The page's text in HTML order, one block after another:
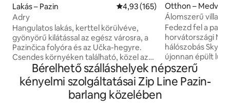
Lakás – Pazin Átlagos értékelés: 5/4,93, 165
4,93 (165)
Adry
Hangulatos lakás, kerttel körülvéve,
gyönyörű kilátással az egész városra, a
Pazinčica folyóra és az Učka-hegyre.
Csendes környéken található, közel az
étteremhez, a drótkötélpályához, a
kastélyhoz, az élelmiszerbolthoz, a
főúthoz, és mindössze 15 percre van a
városközponttól. Azoknak a
Otthon – Medveja
Álomszerű villa 1
medence, jacuzzi
Fedezd fel a
horvátországi
hálószobás Sky Pool
újonnan épült
úszómedencével
lélegzetelállító
Élvezd a
Bérelhető szálláshelyek népszerű
kényelmi szolgáltatásai Zip Line Pazin-
barlang közelében